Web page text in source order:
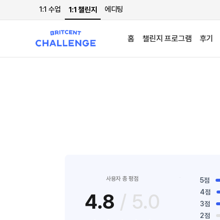
1:1 수업 1:1 챌린지 에디팅
홈 챌린지 프로그램 후기
사용자 총 평점
4.8 / 5.0
5점
4점
3점
2점